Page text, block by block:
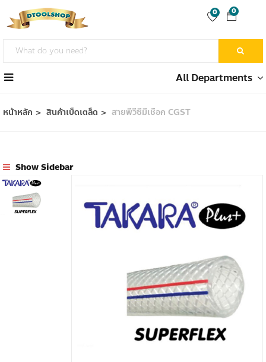
0
0
All Departments
หน้าหลัก สินค้าเบ็ดเตล็ด สายพีวีซีมีเชือก CGST
Show Sidebar